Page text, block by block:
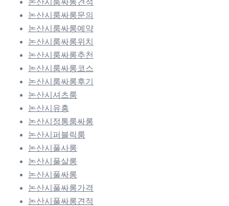
논산시룸싸롱문의
논산시룸싸롱예약
논산시룸싸롱위치
논산시룸싸롱추천
논산시룸싸롱코스
논산시룸싸롱후기
논산시셔츠룸
논산시유흥
논산시정통룸싸롱
논산시퍼블릭룸
논산시풀사롱
논산시풀살롱
논산시풀싸롱
논산시풀싸롱가격
논산시풀싸롱견적